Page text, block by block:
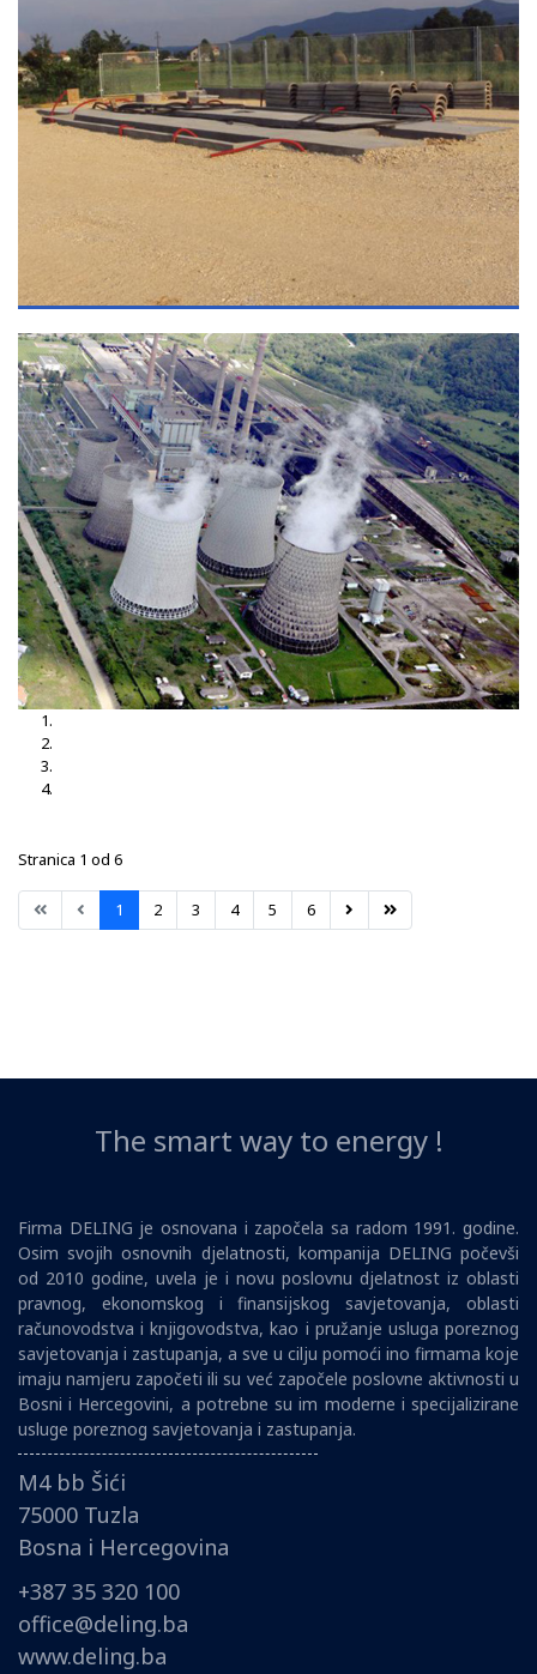
Stranica 1 od 6
1 2 3 4 5 6
The smart way to energy !
Firma DELING je osnovana i započela sa radom 1991. godine.
Osim svojih osnovnih djelatnosti, kompanija DELING počevši
od 2010 godine, uvela je i novu poslovnu djelatnost iz oblasti
pravnog, ekonomskog i finansijskog savjetovanja, oblasti
računovodstva i knjigovodstva, kao i pružanje usluga poreznog
savjetovanja i zastupanja, a sve u cilju pomoći ino firmama koje
imaju namjeru započeti ili su već započele poslovne aktivnosti u
Bosni i Hercegovini, a potrebne su im moderne i specijalizirane
usluge poreznog savjetovanja i zastupanja.
M4 bb Šići
75000 Tuzla
Bosna i Hercegovina
+387 35 320 100
office@deling.ba
www.deling.ba